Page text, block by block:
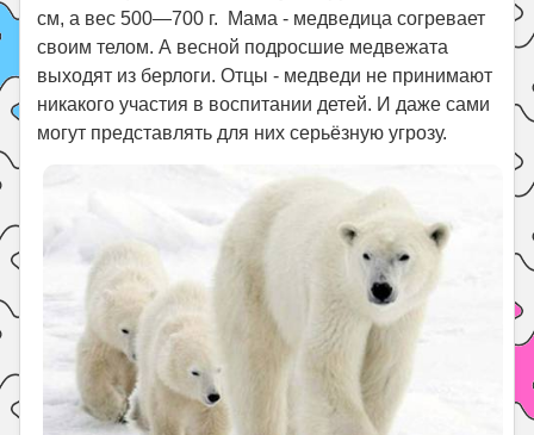
см, а вес 500—700 г. Мама - медведица согревает
своим телом. А весной подросшие медвежата
выходят из берлоги. Отцы - медведи не принимают
никакого участия в воспитании детей. И даже сами
могут представлять для них серьёзную угрозу.